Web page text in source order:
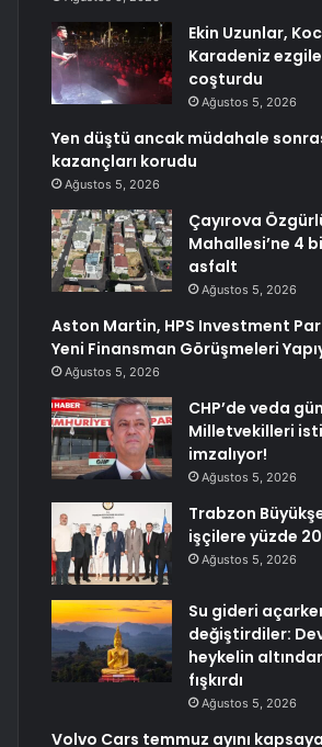
Ekin Uzunlar,
Karadeniz
coşturdu
Ağustos 5, 2026
Yen düştü ancak müdahale
kazançları korudu
Ağustos 5, 2026
Çayırova
Mahallesi’ne 4
asfalt
Ağustos 5, 2026
Aston Martin, HPS Investment
Yeni Finansman Görüşmeleri
Ağustos 5, 2026
CHP’de veda
Milletvekilleri
imzalıyor!
Ağustos 5, 2026
Trabzon
işçilere yüzde
Ağustos 5, 2026
Su gideri
değiştirdiler:
heykelin
fışkırdı
Ağustos 5, 2026
Volvo Cars temmuz ayını